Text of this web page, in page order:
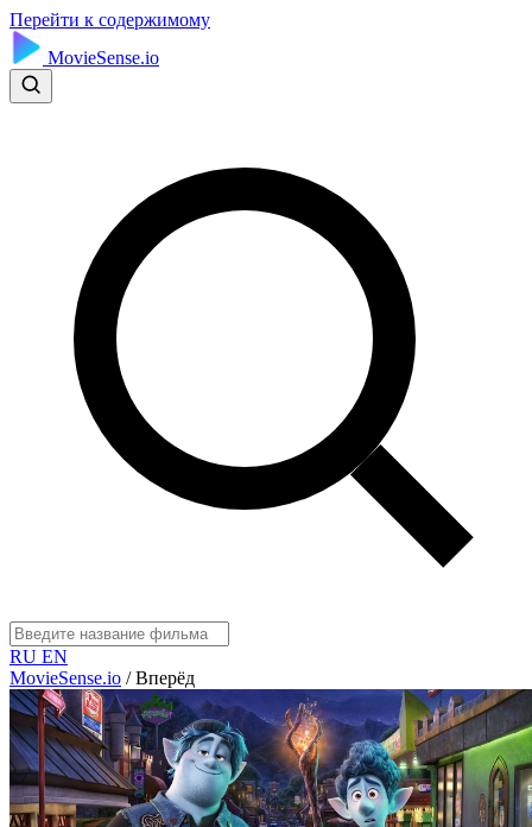
Перейти к содержимому
MovieSense.io
RU EN
MovieSense.io / Вперёд